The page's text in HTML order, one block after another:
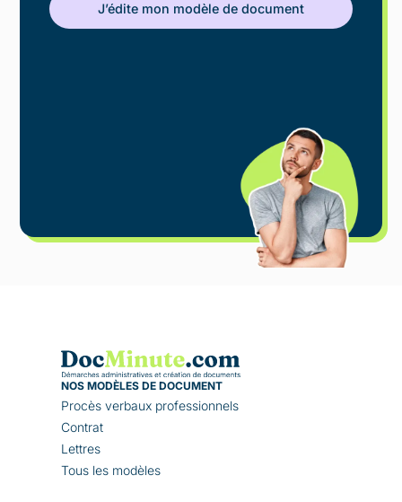
J’édite mon modèle de document
NOS MODÈLES DE DOCUMENT
Procès verbaux professionnels
Contrat
Lettres
Tous les modèles